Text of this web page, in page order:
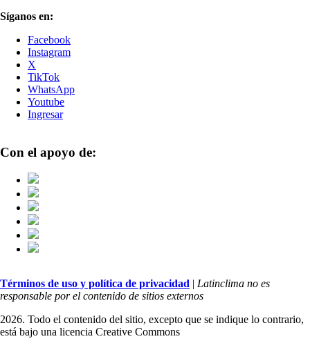
Síganos en:
Facebook
Instagram
X
TikTok
WhatsApp
Youtube
Ingresar
Con el apoyo de:
Términos de uso y política de privacidad | Latinclima no es
responsable por el contenido de sitios externos
2026. Todo el contenido del sitio, excepto que se indique lo contrario,
está bajo una licencia Creative Commons